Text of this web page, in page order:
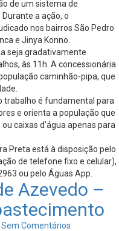
de um sistema de
a ação, o
nos bairros São Pedro
e Jinya Konno.
seja gradativamente
às 11h. A concessionária
caminhão-pipa, que
trabalho é fundamental para
e orienta a população que
caixas d’água apenas para
Preta está à disposição pelo
de telefone fixo e celular),
ou pelo Águas App.
Azevedo –
Sem Comentários